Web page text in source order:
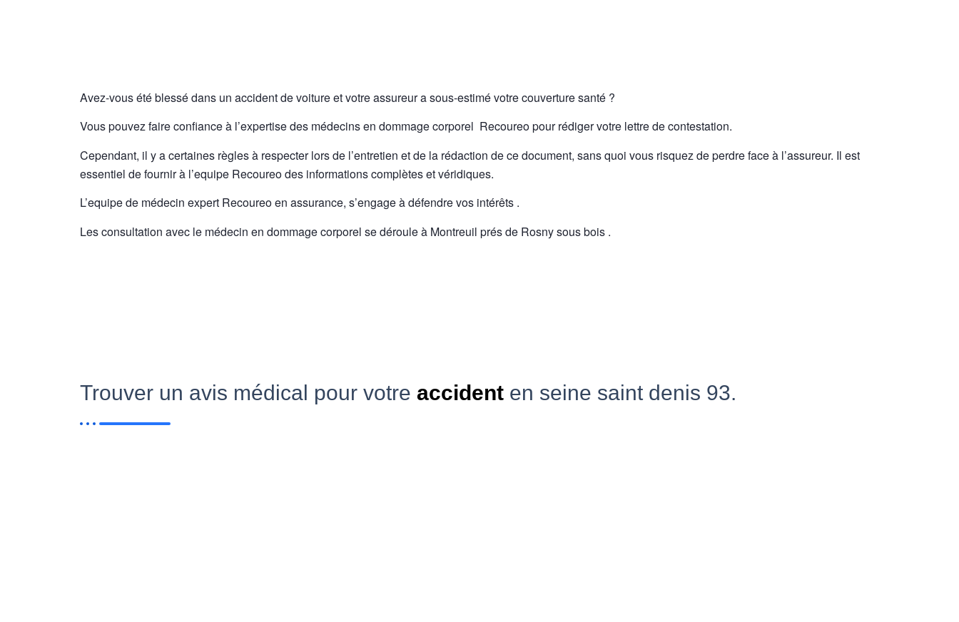
Avez-vousété blessé dans un accident de voiture et votre assureur a sous-estimé votre couverture santé ?
Vous pouvez faire confiance à l’expertise des médecins en dommage corporel Recoureo pour rédiger votre lettre de contestation.
Cependant, il y a certaines règles à respecter lors de l’entretien et de la rédaction de ce document, sans quoi vous risquez de perdre face à l’assureur. Il est
essentiel de fournir à l’equipe Recoureo des informations complètes et véridiques.
L’equipe de médecin expert Recoureo en assurance, s’engage à défendre vos intérêts .
Les consultation avec le médecin en dommage corporel se déroule à Montreuil prés de Rosny sous bois .
Trouver un avis médical pour votre accident en seine saint denis 93.